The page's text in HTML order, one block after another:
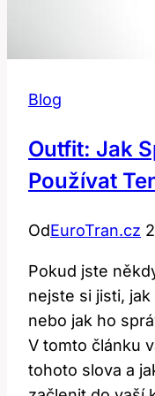
Blog
Outfit: Jak
Používat
OdEuroTran.cz
Pokud jste
nejste si jisti,
nebo jak ho
V tomto článku
tohoto slova a